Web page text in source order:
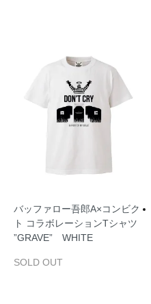
バッファロー吾郎A×コンビク
ト コラボレーションTシャツ
”GRAVE” WHITE
SOLD OUT